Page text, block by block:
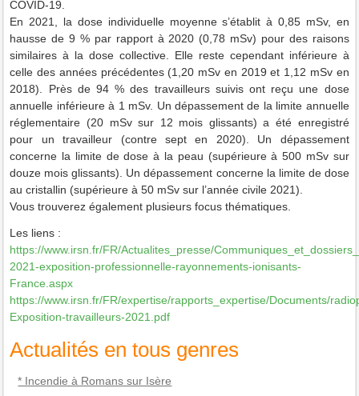
COVID-19.
En 2021, la dose individuelle moyenne s’établit à 0,85 mSv, en
hausse de 9 % par rapport à 2020 (0,78 mSv) pour des raisons
similaires à la dose collective. Elle reste cependant inférieure à
celle des années précédentes (1,20 mSv en 2019 et 1,12 mSv en
2018). Près de 94 % des travailleurs suivis ont reçu une dose
annuelle inférieure à 1 mSv. Un dépassement de la limite annuelle
réglementaire (20 mSv sur 12 mois glissants) a été enregistré
pour un travailleur (contre sept en 2020). Un dépassement
concerne la limite de dose à la peau (supérieure à 500 mSv sur
douze mois glissants). Un dépassement concerne la limite de dose
au cristallin (supérieure à 50 mSv sur l’année civile 2021).
Vous trouverez également plusieurs focus thématiques.
Les liens :
https://www.irsn.fr/FR/Actualites_presse/
2021-exposition-professionnelle-rayonnements-ionisants-
France.aspx
https://www.irsn.fr/FR/expertise/rapports_expertise/Documents/
Exposition-travailleurs-2021.pdf
Actualités en tous genres
* Incendie à Romans sur Isère